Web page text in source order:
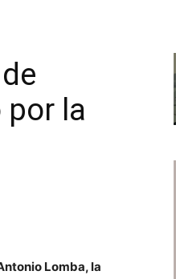
por la
Lomba, la